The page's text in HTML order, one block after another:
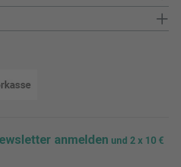
anmelden und 2 x 10 €